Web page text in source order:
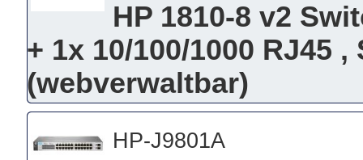
HP 1810-8 v2
+ 1x 10/100/1000 RJ45
(webverwaltbar)
HP-J9801A